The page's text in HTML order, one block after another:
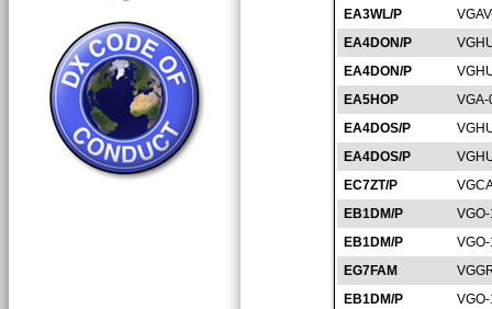
EA3WL/P
EA4DON/P
EA4DON/P
EA5HOP
EA4DOS/P
EA4DOS/P
EC7ZT/P
EB1DM/P
EB1DM/P
EG7FAM
EB1DM/P